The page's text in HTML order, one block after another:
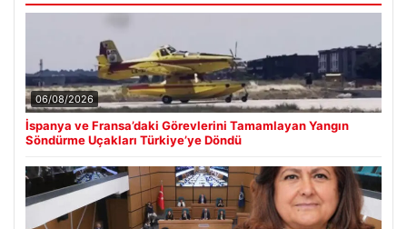
06/08/2026
İspanya ve Fransa’daki Görevlerini Tamamlayan Yangın
Söndürme Uçakları Türkiye’ye Döndü